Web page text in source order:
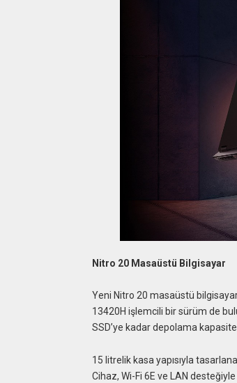
Nitro 20 Masaüstü Bilgisayar
Yeni Nitro 20 masaüstü
13420H işlemcili bir sürüm de
SSD’ye kadar depolama
15 litrelik kasa yapısıyla
Cihaz, Wi-Fi 6E ve LAN